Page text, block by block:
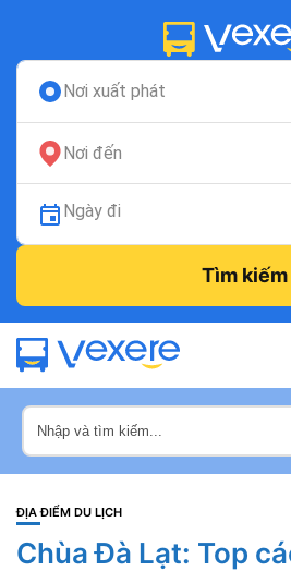
Nơi xuất phát
Nơi đến
Ngày đi
Tìm kiếm
ĐỊA ĐIỂM DU LỊCH
Chùa Đà Lạt: Top